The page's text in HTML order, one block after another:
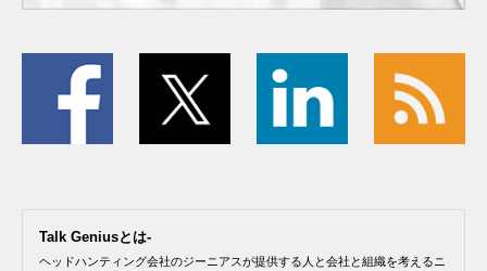
Talk Geniusとは-
ヘッドハンティング会社のジーニアスが提供する人と会社と組織を考えるニ